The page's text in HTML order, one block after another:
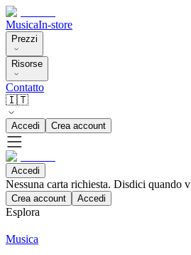
MusicaIn-store
Prezzi
Risorse
Contatto
🇮🇹
Accedi Crea account
Accedi
Nessuna carta richiesta. Disdici quando
Crea account Accedi
Esplora
Musica